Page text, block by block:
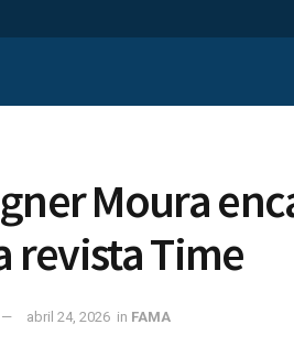
Moura
revista Time
abril 24, 2026 in FAMA